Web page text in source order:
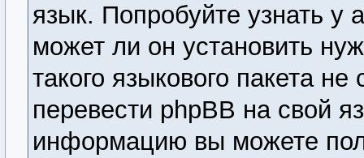
язык. Попробуйте узнать у
может ли он установить
такого языкового пакета
перевести phpBB на свой
информацию вы можете